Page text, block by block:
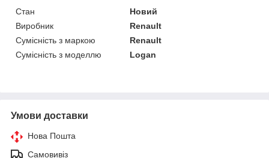
Стан
Новий
Виробник
Renault
Сумісність з маркою
Renault
Сумісність з моделлю
Logan
Умови доставки
Нова Пошта
Самовивіз